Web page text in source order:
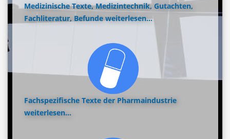
Medizinische Texte, Medizintechnik, Gutachten,
Fachliteratur, Befunde weiterlesen...
Fachspezifische Texte der Pharmaindustrie
weiterlesen...